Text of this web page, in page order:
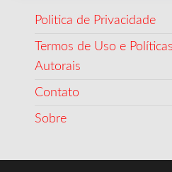
Politica de Privacidade
Termos de Uso e
Autorais
Contato
Sobre